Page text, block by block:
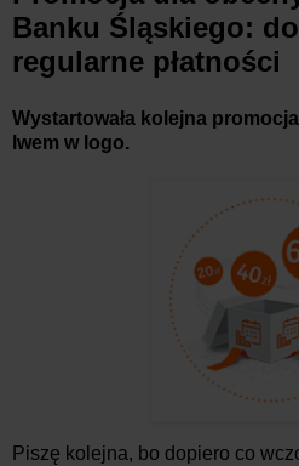
Banku Śląskiego: do
regularne płatności
Wystartowała kolejna
lwem w logo.
Piszę kolejna, bo dopiero co